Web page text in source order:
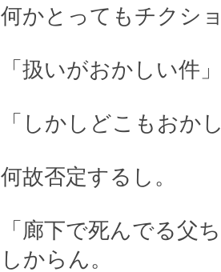
何かとってもチクシ
「扱いがおかしい件」
「しかしどこもおか
何故否定するし。
「廊下で死んでる父
しからん。